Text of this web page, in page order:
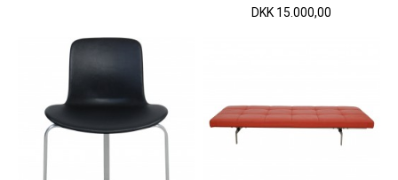
DKK 15.000,00